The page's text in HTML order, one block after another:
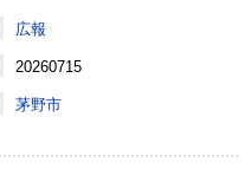
広報
20260715
茅野市